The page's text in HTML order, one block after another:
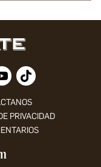
PRIVACIDAD